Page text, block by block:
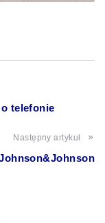
telefonie
Następny artykuł